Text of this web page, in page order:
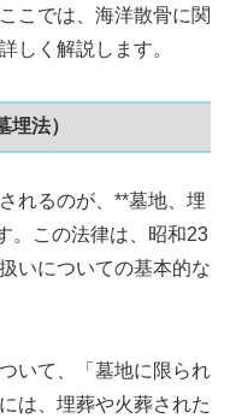
こでは、海洋散骨に関
しく解説します。
法）
れるのが、**墓地、埋
。この法律は、昭和23
いについての基本的な
いて、「墓地に限られ
は、埋葬や火葬された